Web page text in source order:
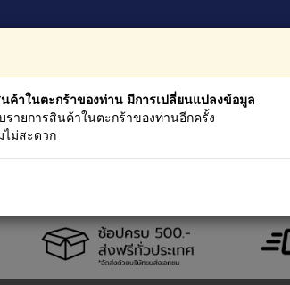
า เงื่อนไขบริการ
ค้าในตะกร้าของท่าน มีการเปลี่ยนแปลงข้อมูล
ายการสินค้าในตะกร้าของท่านอีกครั้ง
ม่สะดวก